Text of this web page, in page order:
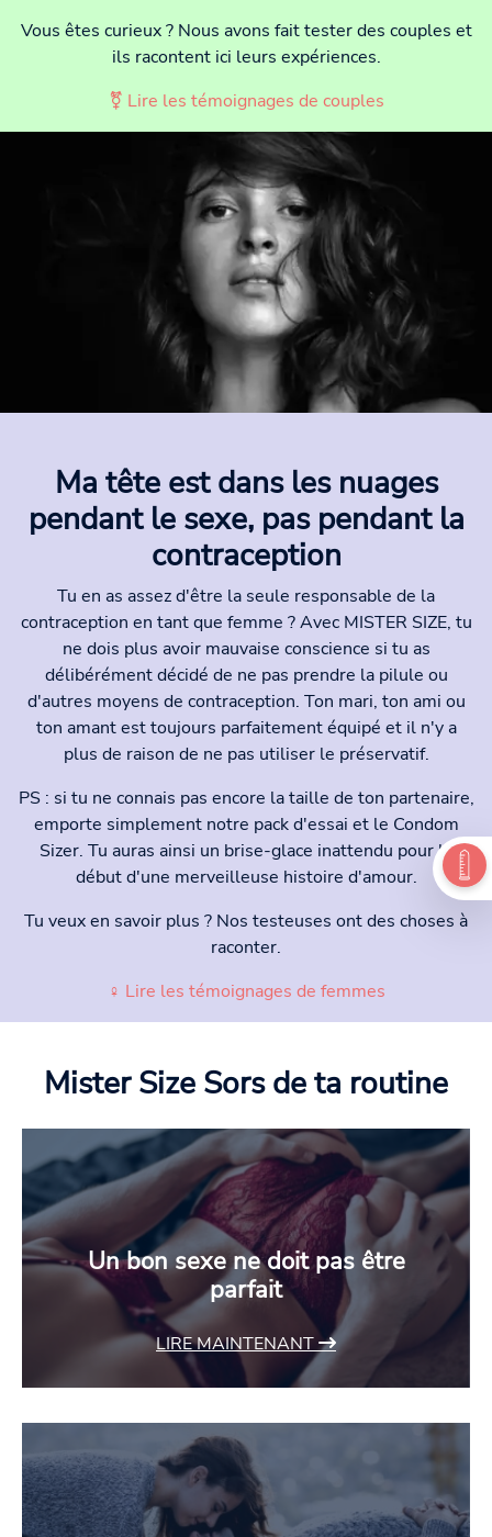
Vous êtes curieux ? Nous avons fait tester des couples et
ils racontent ici leurs expériences.
⚧ Lire les témoignages de couples
Ma tête est dans les nuages
pendant le sexe, pas pendant la
contraception
Tu en as assez d'être la seule responsable de la
contraception en tant que femme ? Avec MISTER SIZE, tu
ne dois plus avoir mauvaise conscience si tu as
délibérément décidé de ne pas prendre la pilule ou
d'autres moyens de contraception. Ton mari, ton ami ou
ton amant est toujours parfaitement équipé et il n'y a
plus de raison de ne pas utiliser le préservatif.
PS : si tu ne connais pas encore la taille de ton partenaire,
emporte simplement notre pack d'essai et le Condom
Sizer. Tu auras ainsi un brise-glace inattendu pour le
début d'une merveilleuse histoire d'amour.
Tu veux en savoir plus ? Nos testeuses ont des choses à
raconter.
♀ Lire les témoignages de femmes
Mister Size Sors de ta routine
Un bon sexe ne doit pas être
parfait
LIRE MAINTENANT